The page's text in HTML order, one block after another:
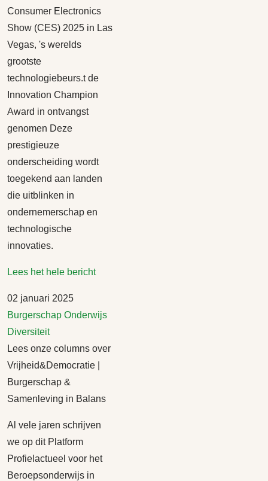
Consumer Electronics
Show (CES) 2025 in Las
Vegas, 's werelds
grootste
technologiebeurs.t de
Innovation Champion
Award in ontvangst
genomen Deze
prestigieuze
onderscheiding wordt
toegekend aan landen
die uitblinken in
ondernemerschap en
technologische
innovaties.
Lees het hele bericht
02 januari 2025
Burgerschap Onderwijs
Diversiteit
Lees onze columns over
Vrijheid&Democratie |
Burgerschap &
Samenleving in Balans
Al vele jaren schrijven
we op dit Platform
Profielactueel voor het
Beroepsonderwijs in